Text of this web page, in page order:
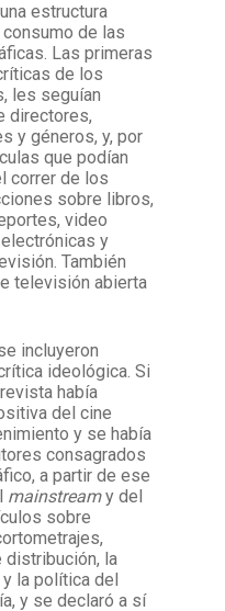
estructura
de las
Las primeras
de los
les seguían
directores,
y géneros, y, por
que podían
correr de los
sobre libros,
video
y
También
televisión abierta
incluyeron
ideológica. Si
había
del cine
y se había
consagrados
a partir de ese
mainstreamy del
sobre
la
la política del
y se declaró a sí